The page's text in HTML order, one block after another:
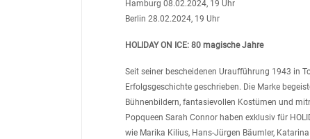
Hamburg 08.02.2024, 19 Uhr
Berlin 28.02.2024, 19 Uhr
HOLIDAY ON ICE: 80 magische Jahre
Seit seiner bescheidenen Uraufführung 1943 in
Erfolgsgeschichte geschrieben. Die Marke
Bühnenbildern, fantasievollen Kostümen und
Popqueen Sarah Connor haben exklusiv für
wie Marika Kilius, Hans-Jürgen Bäumler,